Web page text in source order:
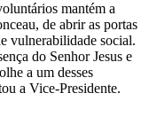
mantém a
de abrir as portas
vulnerabilidade social.
do Senhor Jesus e
a um desses
a Vice-Presidente.